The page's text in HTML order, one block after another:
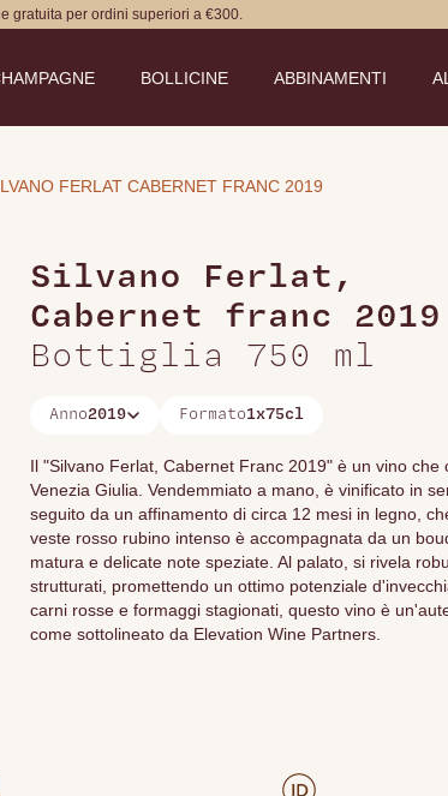
gratuita per ordini superiori a €300.
BOLLICINE ABBINAMENTI
FERLAT CABERNET FRANC 2019
Silvano Ferlat ,
Cabernet franc 2019
Bottiglia 750 ml
Anno2019 Formato1x75cl
Il "Silvano Ferlat, Cabernet Franc 2019" è un vino
Venezia Giulia. Vendemmiato a mano, è vinificato in
seguito da un affinamento di circa 12 mesi in legno,
veste rosso rubino intenso è accompagnata da un
matura e delicate note speziate. Al palato, si rivela
strutturati, promettendo un ottimo potenziale
carni rosse e formaggi stagionati, questo vino è
come sottolineato da Elevation Wine Partners.